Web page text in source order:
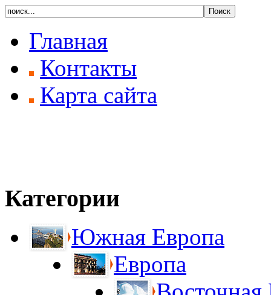
Главная
Контакты
Карта сайта
Категории
Южная Европа
Европа